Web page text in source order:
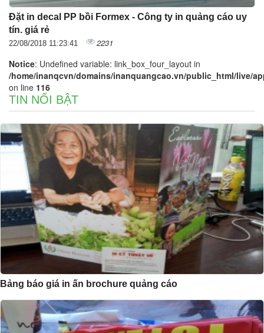
Đặt in decal PP bồi Formex - Công ty in quảng cáo uy
tín. giá rẻ
22/08/2018 11:23:41 2231
Notice: Undefined variable: link_box_four_layout in
/home/inanqcvn/domains/inanquangcao.vn/public_html/live/
on line 116
TIN NỔI BẬT
Bảng báo giá in ấn brochure quảng cáo